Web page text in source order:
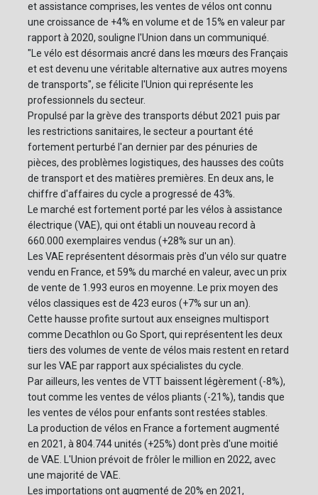
et assistance comprises, les ventes de vélos ont connu
une croissance de +4% en volume et de 15% en valeur par
rapport à 2020, souligne l'Union dans un communiqué.
"Le vélo est désormais ancré dans les mœurs des Français
et est devenu une véritable alternative aux autres moyens
de transports", se félicite l'Union qui représente les
professionnels du secteur.
Propulsé par la grève des transports début 2021 puis par
les restrictions sanitaires, le secteur a pourtant été
fortement perturbé l'an dernier par des pénuries de
pièces, des problèmes logistiques, des hausses des coûts
de transport et des matières premières. En deux ans, le
chiffre d'affaires du cycle a progressé de 43%.
Le marché est fortement porté par les vélos à assistance
électrique (VAE), qui ont établi un nouveau record à
660.000 exemplaires vendus (+28% sur un an).
Les VAE représentent désormais près d'un vélo sur quatre
vendu en France, et 59% du marché en valeur, avec un prix
de vente de 1.993 euros en moyenne. Le prix moyen des
vélos classiques est de 423 euros (+7% sur un an).
Cette hausse profite surtout aux enseignes multisport
comme Decathlon ou Go Sport, qui représentent les deux
tiers des volumes de vente de vélos mais restent en retard
sur les VAE par rapport aux spécialistes du cycle.
Par ailleurs, les ventes de VTT baissent légèrement (-8%),
tout comme les ventes de vélos pliants (-21%), tandis que
les ventes de vélos pour enfants sont restées stables.
La production de vélos en France a fortement augmenté
en 2021, à 804.744 unités (+25%) dont près d'une moitié
de VAE. L'Union prévoit de frôler le million en 2022, avec
une majorité de VAE.
Les importations ont augmenté de 20% en 2021,